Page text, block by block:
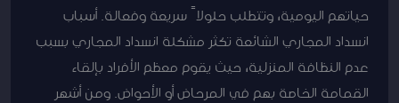
حياتهم اليومية، وتتطلب حلولاً سريعة وفعالة. أسباب
انسداد المجاري الشائعة تكثر مشكلة انسداد المجاري بسبب
عدم النظافة المنزلية، حيث يقوم معظم الأفراد بإلقاء
القمامة الخاصة بهم في المرحاض أو الأحواض. ومن أشهر